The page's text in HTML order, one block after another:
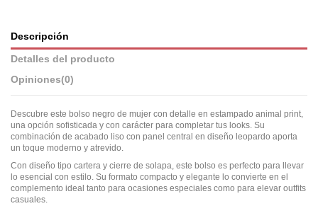
Descripción
Detalles del producto
Opiniones(0)
Descubre este bolso negro de mujer con detalle en estampado animal print,
una opción sofisticada y con carácter para completar tus looks. Su
combinación de acabado liso con panel central en diseño leopardo aporta
un toque moderno y atrevido.
Con diseño tipo cartera y cierre de solapa, este bolso es perfecto para llevar
lo esencial con estilo. Su formato compacto y elegante lo convierte en el
complemento ideal tanto para ocasiones especiales como para elevar outfits
casuales.